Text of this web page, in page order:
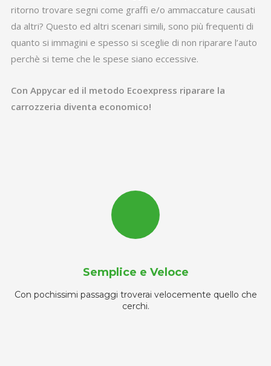
ritorno trovare segni come graffi e/o ammaccature causati
da altri? Questo ed altri scenari simili, sono più frequenti di
quanto si immagini e spesso si sceglie di non riparare l’auto
perchè si teme che le spese siano eccessive.
Con Appycar ed il metodo Ecoexpress riparare la
carrozzeria diventa economico!
Semplice e Veloce
Con pochissimi passaggi troverai velocemente quello che
cerchi.